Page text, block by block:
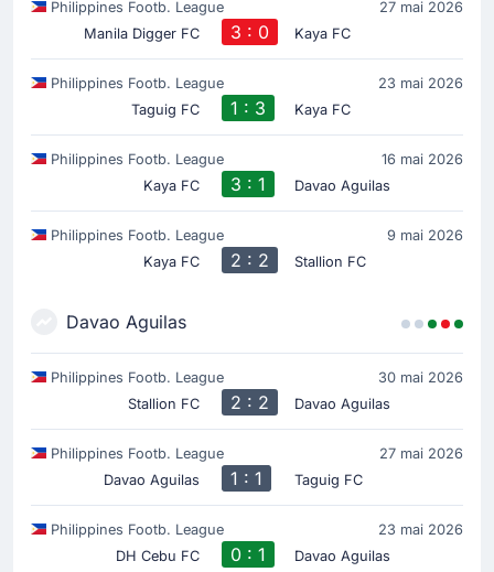
Philippines Footb. League
27 mai 2026
Manila Digger FC
3 : 0 Kaya FC
Philippines Footb. League
23 mai 2026
Taguig FC
1 : 3 Kaya FC
Philippines Footb. League
16 mai 2026
Kaya FC
3 : 1 Davao Aguilas
Philippines Footb. League
9 mai 2026
Kaya FC
2 : 2 Stallion FC
Davao Aguilas
Philippines Footb. League
30 mai 2026
Stallion FC
2 : 2 Davao Aguilas
Philippines Footb. League
27 mai 2026
Davao Aguilas
1 : 1 Taguig FC
Philippines Footb. League
23 mai 2026
DH Cebu FC
0 : 1 Davao Aguilas